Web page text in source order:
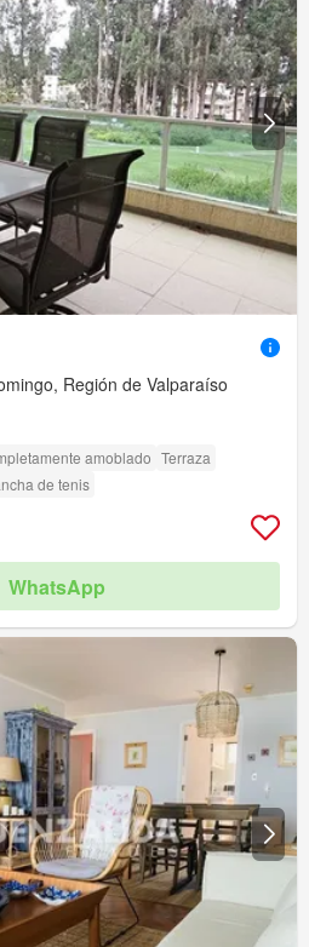
Región de Valparaíso
amoblado Terraza
de tenis
WhatsApp